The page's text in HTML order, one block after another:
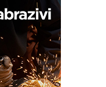
korist
40 godina